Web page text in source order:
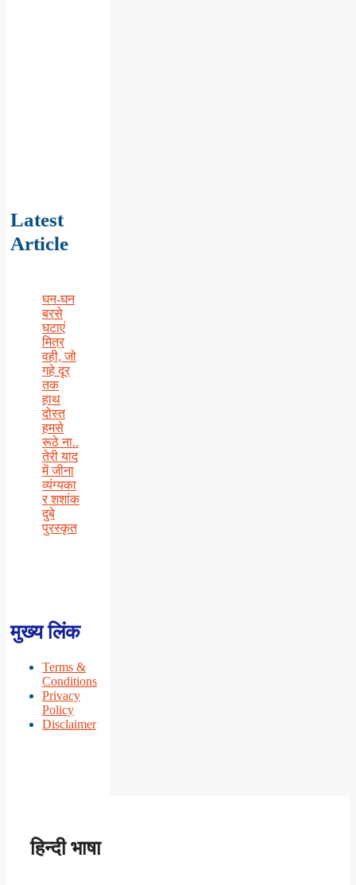
Latest
Article
घन-घन
बरसे
घटाएं
मित्र
वही, जो
गहे दूर
तक
हाथ
दोस्त
हमसे
रूठे ना..
तेरी याद
में जीना
व्यंग्यका
र शशांक
दुबे
पुरस्कृत
मुख्य लिंक
Terms &
Conditions
Privacy
Policy
Disclaimer
हिन्दी भाषा